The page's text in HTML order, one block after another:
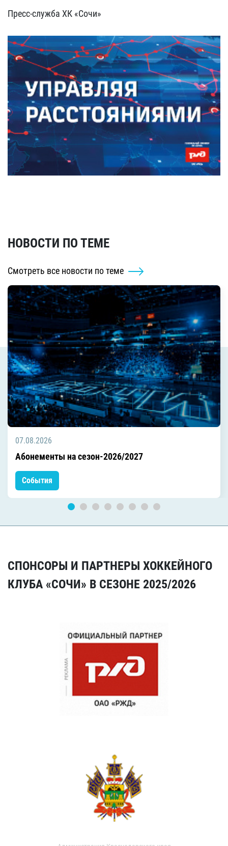
Пресс-служба ХК «Сочи»
НОВОСТИ ПО ТЕМЕ
Смотреть все новости по теме
07.08.2026
Абонементы на сезон-2026/2027
События
СПОНСОРЫ И ПАРТНЕРЫ ХОККЕЙНОГО
КЛУБА «СОЧИ» В СЕЗОНЕ 2025/2026